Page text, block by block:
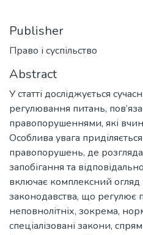
Publisher
Право і суспільство
Abstract
У статті досліджується
регулювання питань,
правопорушеннями, які
Особлива увага
правопорушень, де
запобігання та
включає комплексний огляд
законодавства, що регулює
неповнолітніх, зокрема,
спеціалізовані закони,